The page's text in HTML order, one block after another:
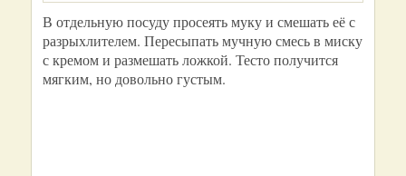
В отдельную посуду просеять муку и смешать её с
разрыхлителем. Пересыпать мучную смесь в миску
с кремом и размешать ложкой. Тесто получится
мягким, но довольно густым.